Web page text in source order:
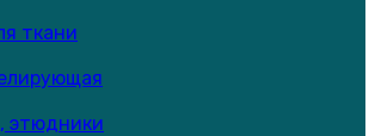
ткани
этюдники